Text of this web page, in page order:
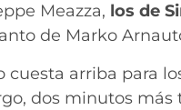
Meazza, los de
de Marko
cuesta arriba para
dos minutos